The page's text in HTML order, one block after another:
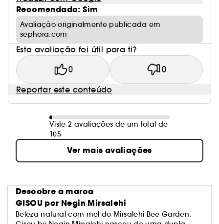
Recomendado: Sim
Avaliação originalmente publicada em
sephora.com
Esta avaliação foi útil para ti?
0 0
Reportar este conteúdo
Viste 2 avaliações de um total de
105
Ver mais avaliações
Descobre a marca
GISOU por Negin Mirsalehi
Beleza natural com mel do Mirsalehi Bee Garden.